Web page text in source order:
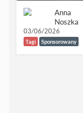
Anna
Noszka
03/06/2026
Tagi Sponsorowany